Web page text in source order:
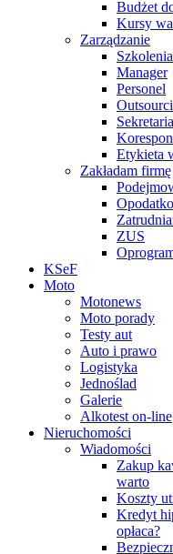
Budżet
Kursy
Zarządzanie
Szkolenia
Manager
Personel
Etykieta
Zakładam firmę
ZUS
KSeF
Moto
Motonews
Moto porady
Testy aut
Auto i prawo
Logistyka
Jednoślad
Galerie
Alkotest on-line
Nieruchomości
Wiadomości
Zakup
warto
Koszty
Kredyt
opłaca?